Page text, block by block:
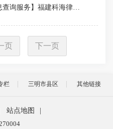
【法律服务机构、人员信息查询服务】福建科海律师事务所信息
页 下一页
栏 三明市县区 其他链接
站点地图